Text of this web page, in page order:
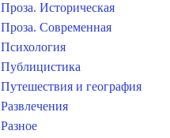
Проза. Историческая
Проза. Современная
Психология
Публицистика
Путешествия и география
Развлечения
Разное